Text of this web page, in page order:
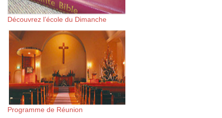
Découvrez l’école du Dimanche
Programme de Réunion